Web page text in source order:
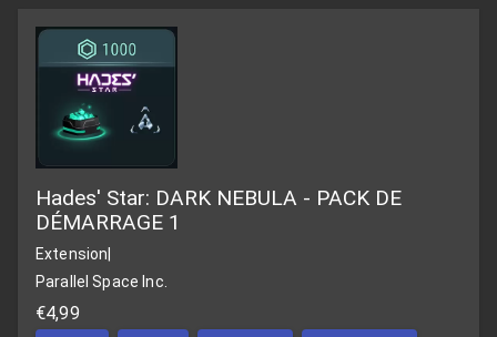
Hades' Star: DARK NEBULA - PACK DE
DÉMARRAGE 1
Extension
Parallel Space Inc.
€4,99